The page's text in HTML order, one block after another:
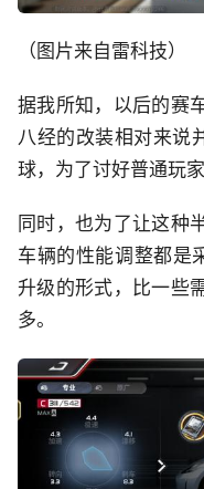
（图片来自雷科技）
据我所知，以后的赛
八经的改装相对来说
球，为了讨好普通玩
同时，也为了让这种
车辆的性能调整都是
升级的形式，比一些
多。